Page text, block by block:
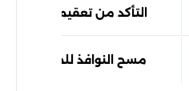
التأكد من تعقيم جميع
مسح النوافذ للحصول على